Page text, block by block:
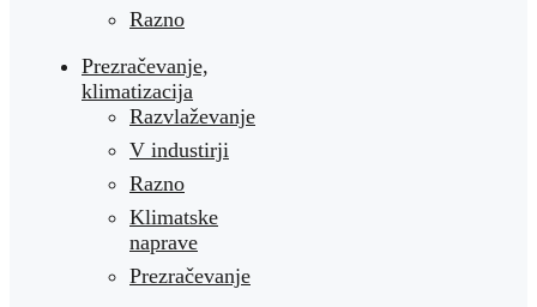
Razno
Prezračevanje,
klimatizacija
Razvlaževanje
V industirji
Razno
Klimatske
naprave
Prezračevanje